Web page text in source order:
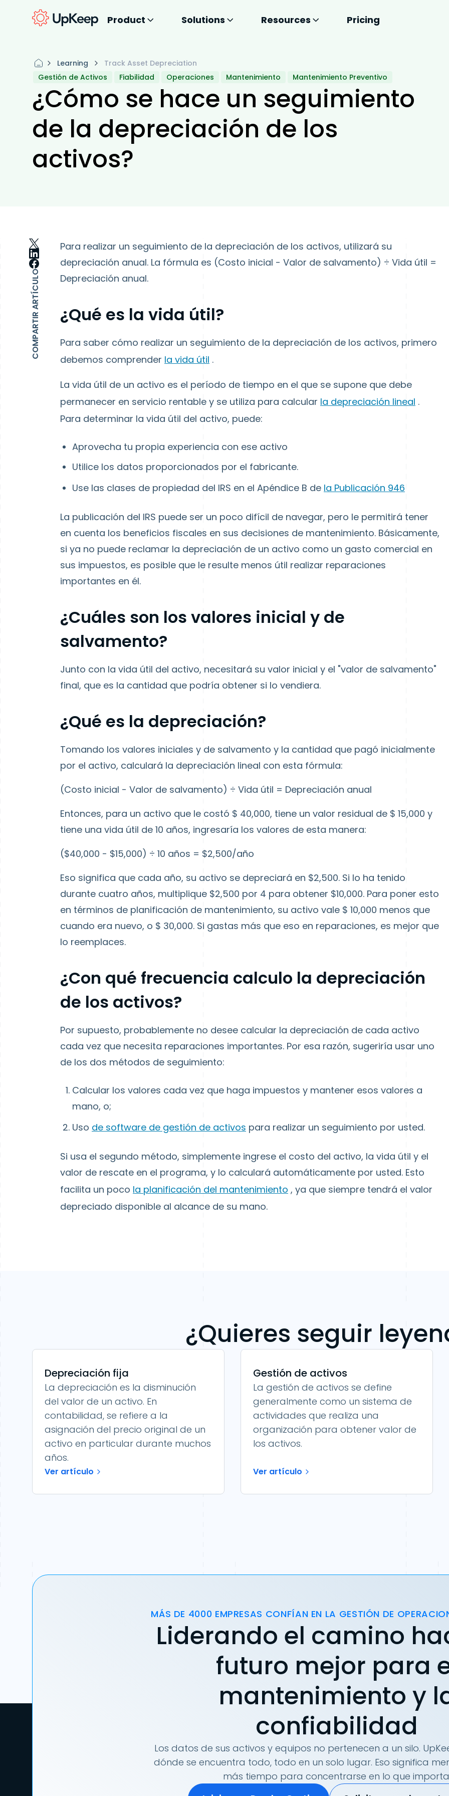
Product Solutions Resources Pricing
Learning
Track Asset Depreciation
Gestión de Activos
Fiabilidad Operaciones Mantenimiento Mantenimiento Preventivo
¿Cómo se hace un seguimiento
de la depreciación de los
activos?
COMPARTIR ARTÍCULO
Para realizar un seguimiento de la depreciación de los activos, utilizará su
depreciación anual. La fórmula es (Costo inicial - Valor de salvamento) ÷ Vida útil =
Depreciación anual.
¿Qué es la vida útil?
Para saber cómo realizar un seguimiento de la depreciación de los activos, primero
debemos comprender la vida útil .
La vida útil de un activo es el período de tiempo en el que se supone que debe
permanecer en servicio rentable y se utiliza para calcular la depreciación lineal .
Para determinar la vida útil del activo, puede:
Aprovecha tu propia experiencia con ese activo
Utilice los datos proporcionados por el fabricante.
Use las clases de propiedad del IRS en el Apéndice B de la Publicación 946
La publicación del IRS puede ser un poco difícil de navegar, pero le permitirá tener
en cuenta los beneficios fiscales en sus decisiones de mantenimiento. Básicamente,
si ya no puede reclamar la depreciación de un activo como un gasto comercial en
sus impuestos, es posible que le resulte menos útil realizar reparaciones
importantes en él.
¿Cuáles son los valores inicial y de
salvamento?
Junto con la vida útil del activo, necesitará su valor inicial y el "valor de salvamento"
final, que es la cantidad que podría obtener si lo vendiera.
¿Qué es la depreciación?
Tomando los valores iniciales y de salvamento y la cantidad que pagó inicialmente
por el activo, calculará la depreciación lineal con esta fórmula:
(Costo inicial - Valor de salvamento) ÷ Vida útil = Depreciación anual
Entonces, para un activo que le costó $ 40,000, tiene un valor residual de $ 15,000 y
tiene una vida útil de 10 años, ingresaría los valores de esta manera:
($40,000 - $15,000) ÷ 10 años = $2,500/año
Eso significa que cada año, su activo se depreciará en $2,500. Si lo ha tenido
durante cuatro años, multiplique $2,500 por 4 para obtener $10,000. Para poner esto
en términos de planificación de mantenimiento, su activo vale $ 10,000 menos que
cuando era nuevo, o $ 30,000. Si gastas más que eso en reparaciones, es mejor que
lo reemplaces.
¿Con qué frecuencia calculo la depreciación
de los activos?
Por supuesto, probablemente no desee calcular la depreciación de cada activo
cada vez que necesita reparaciones importantes. Por esa razón, sugeriría usar uno
de los dos métodos de seguimiento:
Calcular los valores cada vez que haga impuestos y mantener esos valores a
mano, o;
Uso de software de gestión de activos para realizar un seguimiento por usted.
Si usa el segundo método, simplemente ingrese el costo del activo, la vida útil y el
valor de rescate en el programa, y lo calculará automáticamente por usted. Esto
facilita un poco la planificación del mantenimiento , ya que siempre tendrá el valor
depreciado disponible al alcance de su mano.
¿Quieres seguir
Depreciación fija
La depreciación es la disminución
del valor de un activo. En
contabilidad, se refiere a la
asignación del precio original de un
activo en particular durante muchos
años.
Ver artículo
Gestión de activos
La gestión de activos se define
generalmente como un sistema de
actividades que realiza una
organización para obtener valor de
los activos.
Ver artículo
MÁS DE 4000 EMPRESAS CONFÍAN EN LA GESTIÓN DE
Liderando el camino
futuro mejor para
mantenimiento y
confiabilidad
Los datos de sus activos y equipos no pertenecen a un silo.
dónde se encuentra todo, todo en un solo lugar. Eso significa
más tiempo para concentrarse en lo que